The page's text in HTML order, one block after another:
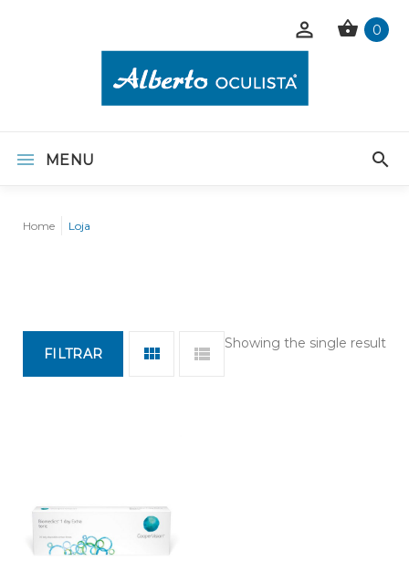
0
MENU
Home Loja
Showing the single result
FILTRAR